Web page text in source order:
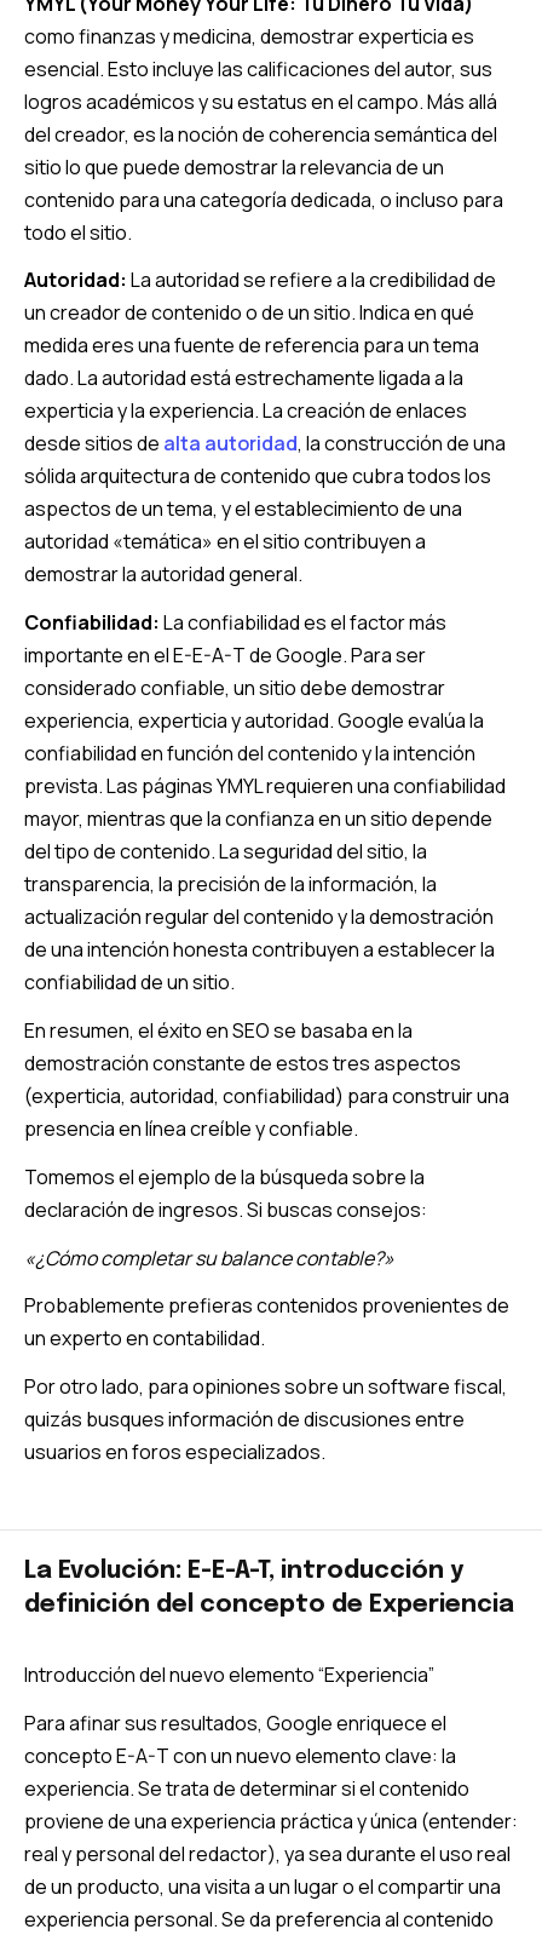
como finanzas y medicina, demostrar experticia es
esencial. Esto incluye las calificaciones del autor, sus
logros académicos y su estatus en el campo. Más allá
del creador, es la noción de coherencia semántica del
sitio lo que puede demostrar la relevancia de un
contenido para una categoría dedicada, o incluso para
todo el sitio.
Autoridad: La autoridad se refiere a la credibilidad de
un creador de contenido o de un sitio. Indica en qué
medida eres una fuente de referencia para un tema
dado. La autoridad está estrechamente ligada a la
experticia y la experiencia. La creación de enlaces
desde sitios de alta autoridad, la construcción de una
sólida arquitectura de contenido que cubra todos los
aspectos de un tema, y el establecimiento de una
autoridad «temática» en el sitio contribuyen a
demostrar la autoridad general.
Confiabilidad: La confiabilidad es el factor más
importante en el E-E-A-T de Google. Para ser
considerado confiable, un sitio debe demostrar
experiencia, experticia y autoridad. Google evalúa la
confiabilidad en función del contenido y la intención
prevista. Las páginas YMYL requieren una confiabilidad
mayor, mientras que la confianza en un sitio depende
del tipo de contenido. La seguridad del sitio, la
transparencia, la precisión de la información, la
actualización regular del contenido y la demostración
de una intención honesta contribuyen a establecer la
confiabilidad de un sitio.
En resumen, el éxito en SEO se basaba en la
demostración constante de estos tres aspectos
(experticia, autoridad, confiabilidad) para construir una
presencia en línea creíble y confiable.
Tomemos el ejemplo de la búsqueda sobre la
declaración de ingresos. Si buscas consejos:
«¿Cómo completar su balance contable?»
Probablemente prefieras contenidos provenientes de
un experto en contabilidad.
Por otro lado, para opiniones sobre un software fiscal,
quizás busques información de discusiones entre
usuarios en foros especializados.
La Evolución: E-E-A-T, introducción y
definición del concepto de Experiencia
Introducción del nuevo elemento “Experiencia”
Para afinar sus resultados, Google enriquece el
concepto E-A-T con un nuevo elemento clave: la
experiencia. Se trata de determinar si el contenido
proviene de una experiencia práctica y única (entender:
real y personal del redactor), ya sea durante el uso real
de un producto, una visita a un lugar o el compartir una
experiencia personal. Se da preferencia al contenido